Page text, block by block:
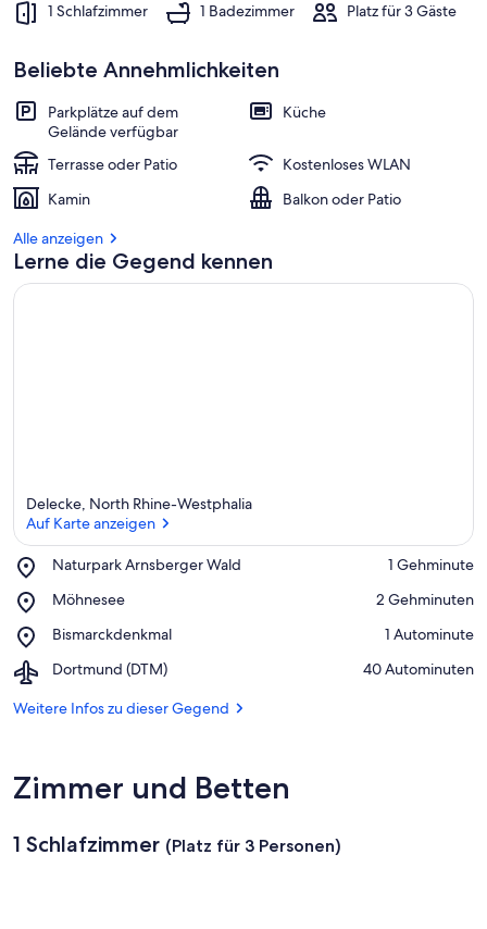
1 Schlafzimmer 1 Badezimmer Platz für 3 Gäste
Beliebte Annehmlichkeiten
Parkplätze auf dem
Gelände verfügbar
Küche
Terrasse oder Patio
Kostenloses WLAN
Kamin
Balkon oder Patio
Alle anzeigen
Lerne die Gegend kennen
Delecke, North Rhine-Westphalia
Auf Karte anzeigen
Naturpark Arnsberger Wald
Place,
Arnsberger
‪1 Gehminute‬
Möhnesee
Place,
‪2 Gehminuten‬
Bismarckdenkmal
Place,
‪1 Autominute‬
Dortmund (DTM)
Airport,
(DTM)
‪40 Autominuten‬
Weitere Infos zu dieser Gegend
Zimmer und Betten
1 Schlafzimmer (Platz für 3 Personen)